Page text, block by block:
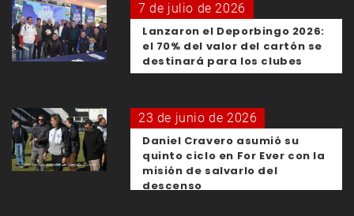
7 de julio de 2026
Lanzaron el Deporbingo 2026:
el 70% del valor del cartón se
destinará para los clubes
23 de junio de 2026
Daniel Cravero asumió su
quinto ciclo en For Ever con la
misión de salvarlo del
descenso